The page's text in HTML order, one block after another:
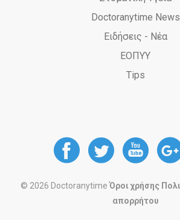
Doctoranytime News
Ειδήσεις - Νέα
ΕΟΠΥΥ
Tips
at at at at
© 2026 DoctoranytimeΌροι χρήσης
απορρήτου